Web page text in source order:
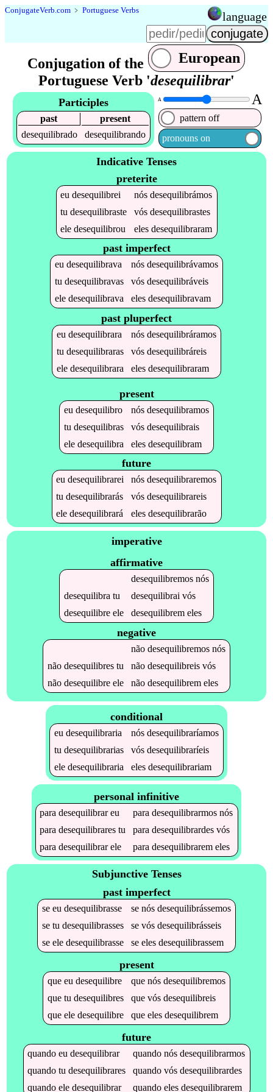
ConjugateVerb.com ﹥ Portuguese Verbs language
Conjugation of the
European
Portuguese Verb 'desequilibrar'
Participles
past
present
desequilibrado
desequilibrando
A A
pattern off
pronouns on
Indicative Tenses
preterite
eudesequilibrei nósdesequilibrámos
tudesequilibraste vósdesequilibrastes
eledesequilibrou elesdesequilibraram
past imperfect
eu desequilibrava nós desequilibrávamos
tu desequilibravas vós desequilibráveis
ele desequilibrava eles desequilibravam
past pluperfect
eu desequilibrara nós desequilibráramos
tu desequilibraras vós desequilibráreis
ele desequilibrara eles desequilibraram
present
eu desequilibro nós desequilibramos
tu desequilibras vós desequilibrais
ele desequilibra eles desequilibram
future
eudesequilibrarei nósdesequilibraremos
tudesequilibrarás vósdesequilibrareis
eledesequilibrará elesdesequilibrarão
imperative
affirmative
desequilibremosnós
desequilibra tu desequilibrai vós
desequilibreele desequilibremeles
negative
não desequilibremosnós
não desequilibrestu não desequilibreisvós
não desequilibreele não desequilibremeles
conditional
eu desequilibraria nós desequilibraríamos
tu desequilibrarias vós desequilibraríeis
ele desequilibraria eles desequilibrariam
personal infinitive
paradesequilibrareu paradesequilibrarmos nós
paradesequilibrares tu paradesequilibrardes vós
paradesequilibrarele paradesequilibrarem eles
Subjunctive Tenses
past imperfect
se eu desequilibrasse se nós desequilibrássemos
se tu desequilibrasses se vós desequilibrásseis
se ele desequilibrasse se eles desequilibrassem
present
que eu desequilibre que nós desequilibremos
que tu desequilibres que vós desequilibreis
que ele desequilibre que eles desequilibrem
future
quandoeudesequilibrar quandonósdesequilibrarmos
quandotudesequilibrares quandovósdesequilibrardes
quandoeledesequilibrar quandoelesdesequilibrarem